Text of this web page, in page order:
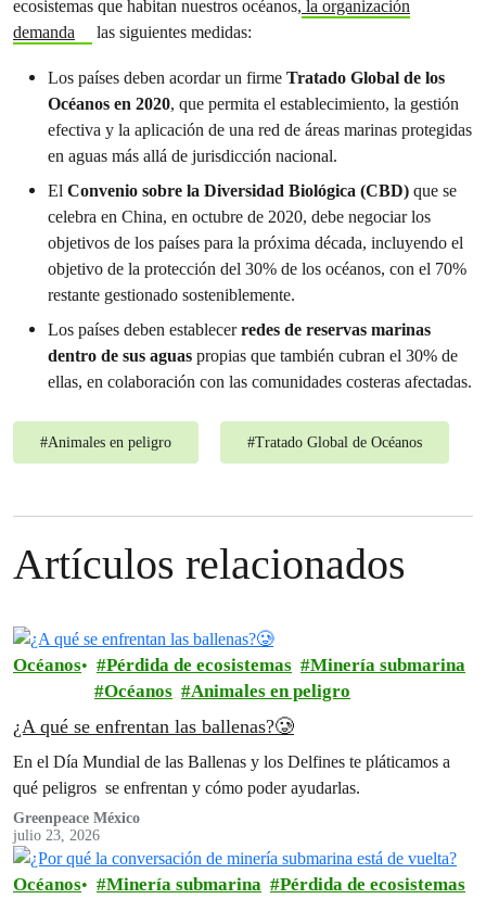
ecosistemas que habitan nuestros océanos, la organización
demanda
las siguientes medidas:
Los países deben acordar un firme Tratado Global de los
Océanos en 2020, que permita el establecimiento, la gestión
efectiva y la aplicación de una red de áreas marinas protegidas
en aguas más allá de jurisdicción nacional.
El Convenio sobre la Diversidad Biológica (CBD) que se
celebra en China, en octubre de 2020, debe negociar los
objetivos de los países para la próxima década, incluyendo el
objetivo de la protección del 30% de los océanos, con el 70%
restante gestionado sosteniblemente.
Los países deben establecerredes de reservas marinas
dentro de sus aguas propias que también cubran el 30% de
ellas, en colaboración con las comunidades costeras afectadas.
#Animales en peligro #Tratado Global de Océanos
Artículos relacionados
Océanos Pérdida de ecosistemas
Minería submarina
Océanos
Animales en peligro
¿A qué se enfrentan las ballenas?🥲
En el Día Mundial de las Ballenas y los Delfines te pláticamos a
qué peligros se enfrentan y cómo poder ayudarlas.
Greenpeace México
julio 23, 2026
Océanos Minería submarina
Pérdida de ecosistemas